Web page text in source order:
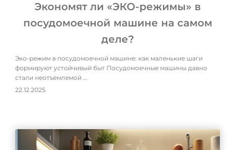
Экономят ли «ЭКО-режимы» в
посудомоечной машине на самом
деле?
Эко-режим в посудомоечной машине: как маленькие шаги
формируют устойчивый быт Посудомоечные машины давно
стали неотъемлемой …
22.12.2025